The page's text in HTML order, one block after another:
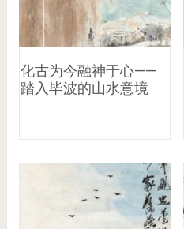
化古为今融神于心——
踏入毕波的山水意境